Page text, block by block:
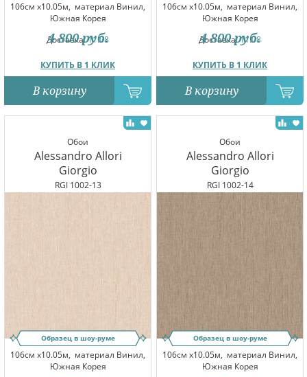
106см x10.05м, материал Винил,
Южная Корея
Доставка:11.08
КУПИТЬ В 1 КЛИК
4 800 руб.
В корзину
106см x10.05м, материал Винил,
Южная Корея
Доставка:11.08
КУПИТЬ В 1 КЛИК
4 800 руб.
В корзину
Обои
Alessandro Allori
Giorgio
RGI 1002-13
Образец в шоу-руме
106см x10.05м, материал Винил,
Южная Корея
Обои
Alessandro Allori
Giorgio
RGI 1002-14
Образец в шоу-руме
106см x10.05м, материал Винил,
Южная Корея